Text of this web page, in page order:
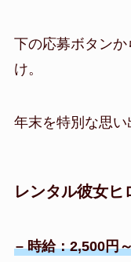
下の応募ボタン
け。
年末を特別な思い
レンタル彼女ヒ
– 時給：2,500円